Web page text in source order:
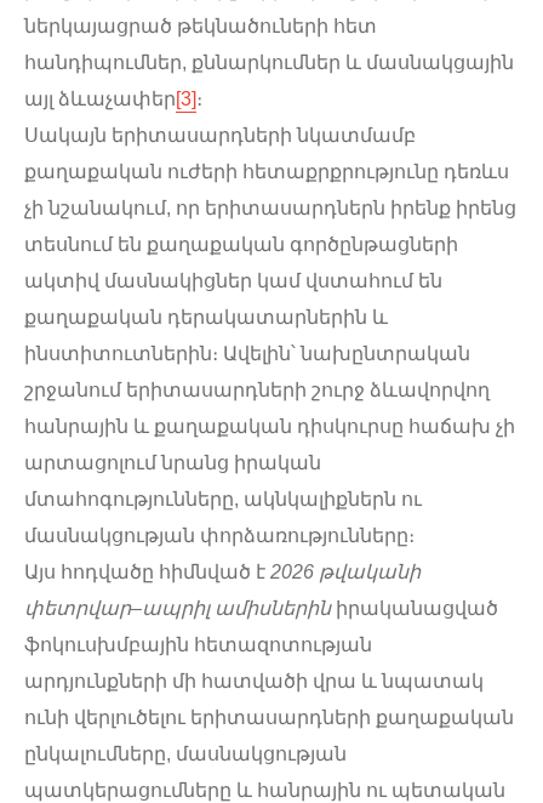
ներկայացրած թեկնածուների հետ
հանդիպումներ, քննարկումներ և մասնակցային
այլ ձևաչափեր[3] ։
Սակայն երիտասարդների նկատմամբ
քաղաքական ուժերի հետաքրքրությունը դեռևս
չի նշանակում, որ երիտասարդներն իրենք իրենց
տեսնում են քաղաքական գործընթացների
ակտիվ մասնակիցներ կամ վստահում են
քաղաքական դերակատարներին և
ինստիտուտներին։ Ավելին՝ նախընտրական
շրջանում երիտասարդների շուրջ ձևավորվող
հանրային և քաղաքական դիսկուրսը հաճախ չի
արտացոլում նրանց իրական
մտահոգությունները, ակնկալիքներն ու
մասնակցության փորձառությունները։
Այս հոդվածը հիմնված է 2026 թվականի
փետրվար–ապրիլ ամիսներինիրականացված
ֆոկուսխմբային հետազոտության
արդյունքների մի հատվածի վրա և նպատակ
ունի վերլուծելու երիտասարդների քաղաքական
ընկալումները, մասնակցության
պատկերացումները և հանրային ու պետական